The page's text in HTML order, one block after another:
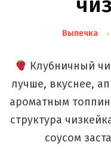
Выпечка
Клубничный
лучше, вкуснее,
ароматным
структура
соусом